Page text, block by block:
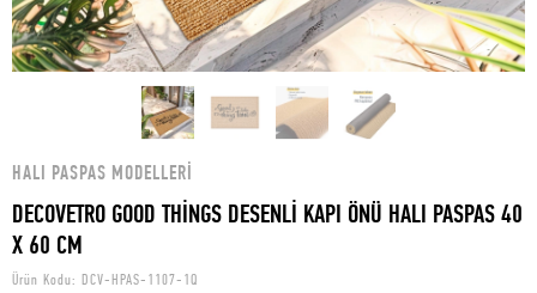
HALI PASPAS MODELLERI
DECOVETRO GOOD THİNGS DESENLİ KAPI ÖNÜ HALI PASPAS 40
X 60 CM
Ürün Kodu: DCV-HPAS-1107-1Q